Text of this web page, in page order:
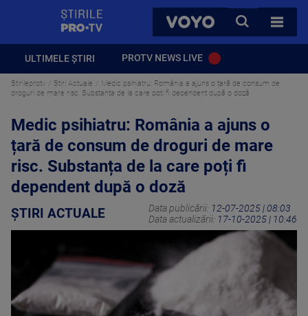
VOYO
CAUTA
TOATE
ULTIMELE ȘTIRI PROTV NEWS LIVE
Stirileprotv Știri Actuale
Medic psihiatru: România a ajuns o țară de consum de
droguri de mare risc. Substanța de la care poți fi dependent după o doză
Medic psihiatru: România a ajuns o
țară de consum de droguri de mare
risc. Substanța de la care poți fi
dependent după o doză
ȘTIRI ACTUALE Data publicării: 12-07-2025 | 08:03
Data actualizării: 17-10-2025 | 10:46